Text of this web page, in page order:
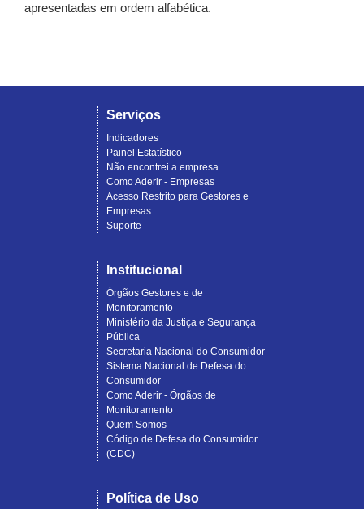
apresentadas em ordem alfabética.
Serviços
Indicadores
Painel Estatístico
Não encontrei a empresa
Como Aderir - Empresas
Acesso Restrito para Gestores e
Empresas
Suporte
Institucional
Órgãos Gestores e de
Monitoramento
Ministério da Justiça e Segurança
Pública
Secretaria Nacional do Consumidor
Sistema Nacional de Defesa do
Consumidor
Como Aderir - Órgãos de
Monitoramento
Quem Somos
Código de Defesa do Consumidor
(CDC)
Política de Uso